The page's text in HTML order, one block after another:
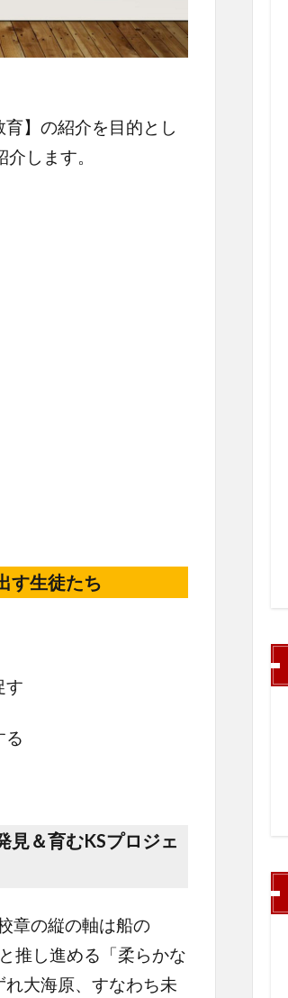
】の紹介を目的とし
します。
す生徒たち
す
る
見＆育むKSプロジェ
章の縦の軸は船の
推し進める「柔らかな
大海原、すなわち未